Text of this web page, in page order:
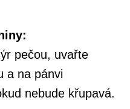
pečou, uvařte
a na pánvi
nebude křupavá.